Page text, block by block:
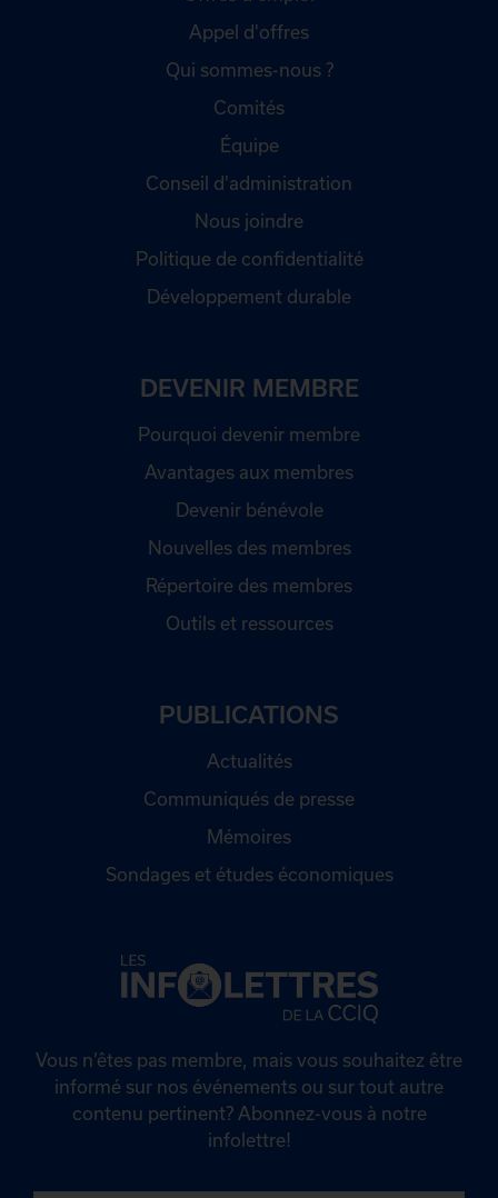
Appel d'offres
Qui sommes-nous ?
Comités
Équipe
Conseil d'administration
Nous joindre
Politique de confidentialité
Développement durable
DEVENIR MEMBRE
Pourquoi devenir membre
Avantages aux membres
Devenir bénévole
Nouvelles des membres
Répertoire des membres
Outils et ressources
PUBLICATIONS
Actualités
Communiqués de presse
Mémoires
Sondages et études économiques
Vous n’êtes pas membre, mais vous souhaitez être
informé sur nos événements ou sur tout autre
contenu pertinent? Abonnez-vous à notre
infolettre!